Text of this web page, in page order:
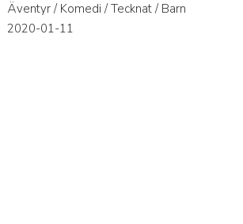
Äventyr / Komedi / Tecknat / Barn
2020-01-11